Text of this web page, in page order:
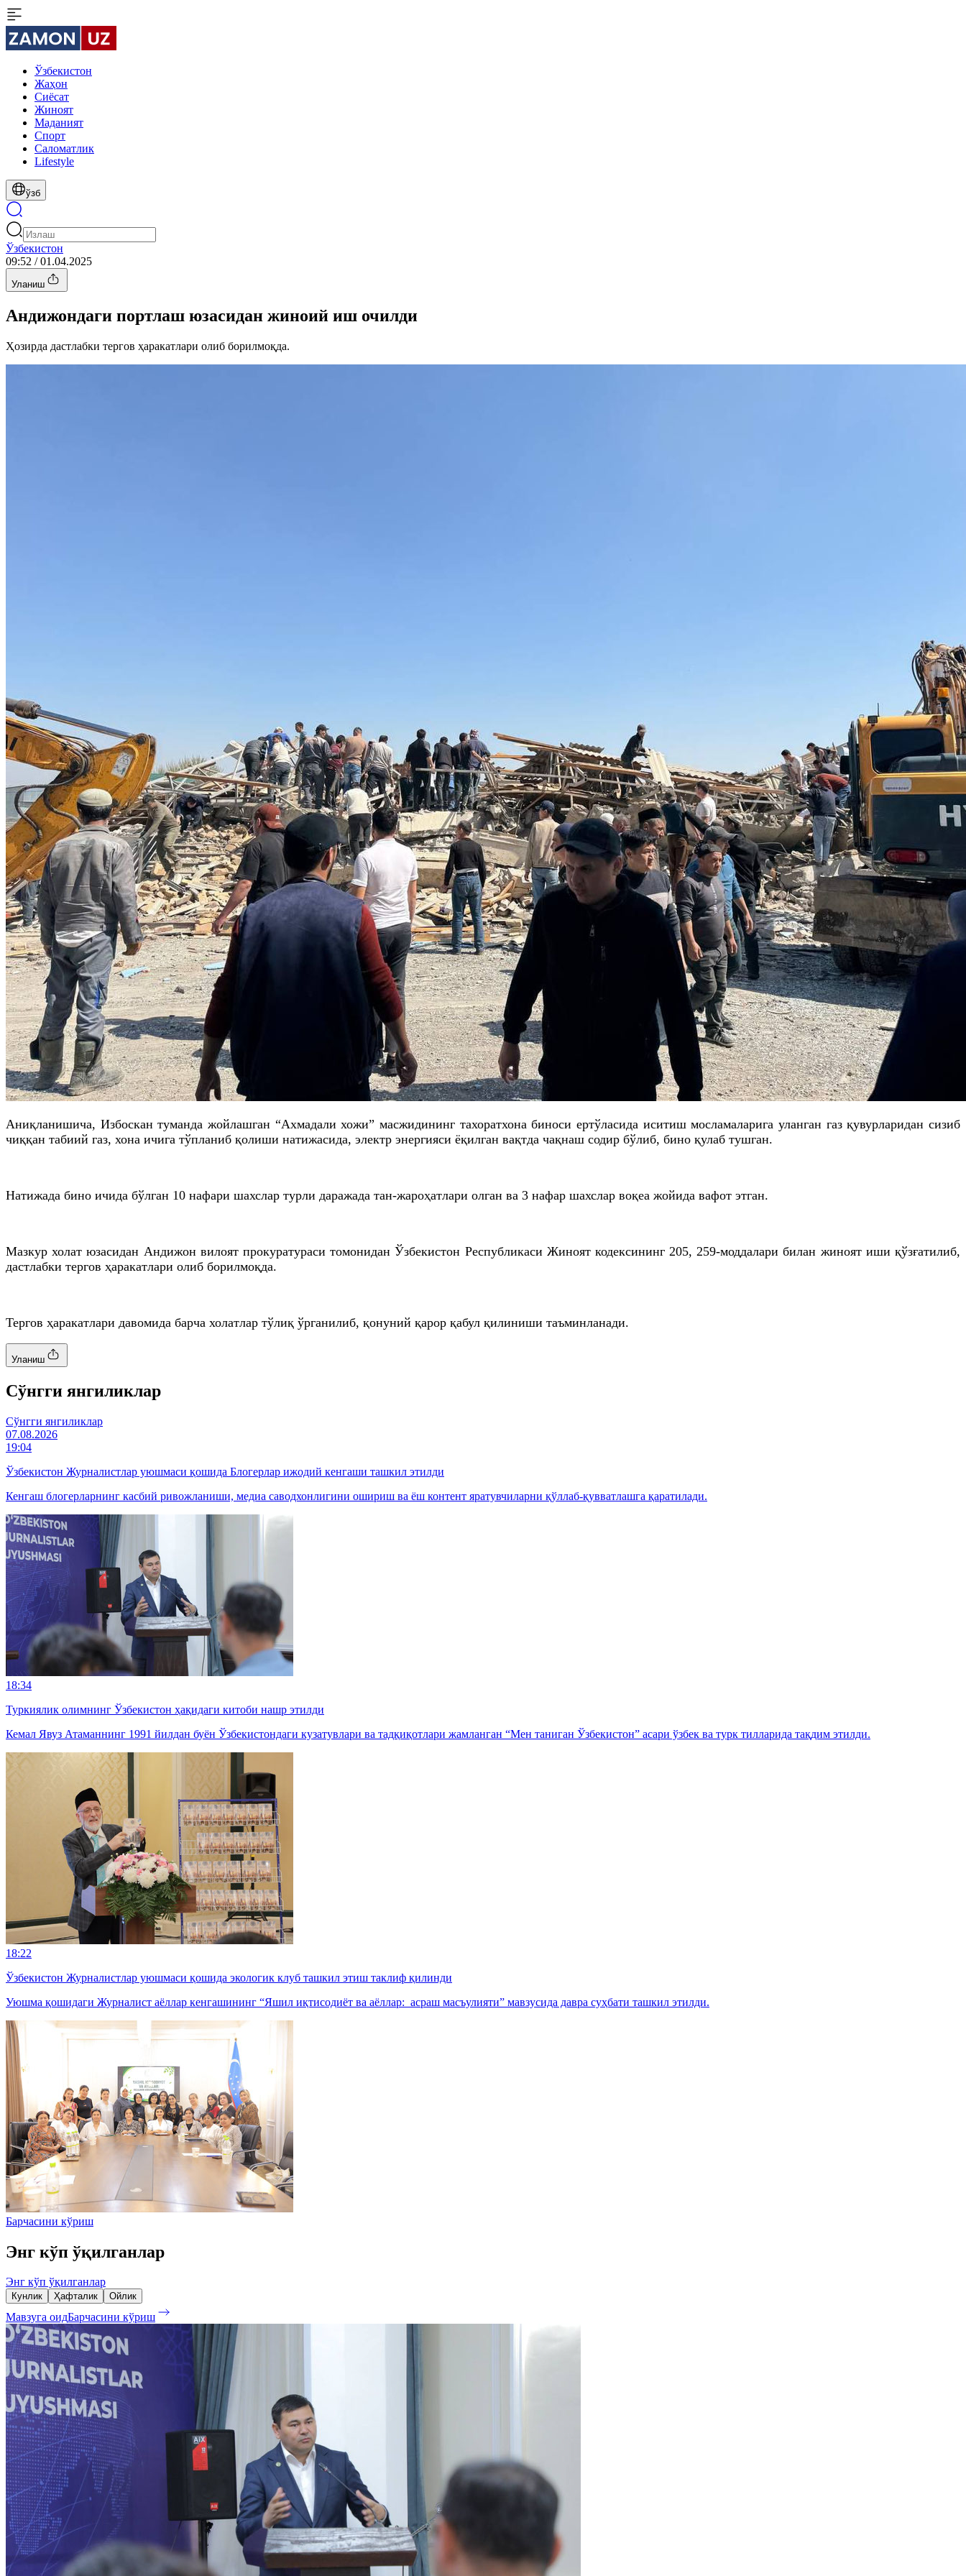
Ўзбекистон
Жаҳон
Сиёсат
Жиноят
Маданият
Спорт
Cаломатлик
Lifestyle
ўзб
Ўзбекистон
09:52 / 01.04.2025
Уланиш
Андижондаги портлаш юзасидан жиноий иш очилди
Ҳозирда дастлабки тергов ҳаракатлари олиб борилмоқда.
Аниқланишича, Избоскан туманда жойлашган “Ахмадали хожи” масжидининг тахоратхона биноси ертўласида иситиш мосламаларига уланган газ қувурларидан сизиб
чиққан табиий газ, хона ичига тўпланиб қолиши натижасида, электр энергияси ёқилган вақтда чақнаш содир бўлиб, бино қулаб тушган.
Натижада бино ичида бўлган 10 нафари шахслар турли даражада тан-жароҳатлари олган ва 3 нафар шахслар воқеа жойида вафот этган.
Мазкур холат юзасидан Андижон вилоят прокуратураси томонидан Ўзбекистон Республикаси Жиноят кодексининг 205, 259-моддалари билан жиноят иши қўзғатилиб,
дастлабки тергов ҳаракатлари олиб борилмоқда.
Тергов ҳаракатлари давомида барча холатлар тўлиқ ўрганилиб, қонуний қарор қабул қилиниши таъминланади.
Уланиш
Cўнгги янгиликлар
Cўнгги янгиликлар
07.08.2026
19:04
Ўзбекистон Журналистлар уюшмаси қошида Блогерлар ижодий кенгаши ташкил этилди
Кенгаш блогерларнинг касбий ривожланиши, медиа саводхонлигини ошириш ва ёш контент яратувчиларни қўллаб-қувватлашга қаратилади.
18:34
Туркиялик олимнинг Ўзбекистон ҳақидаги китоби нашр этилди
Кемал Явуз Атаманнинг 1991 йилдан буён Ўзбекистондаги кузатувлари ва тадқиқотлари жамланган “Мен таниган Ўзбекистон” асари ўзбек ва турк тилларида тақдим этилди.
18:22
Ўзбекистон Журналистлар уюшмаси қошида экологик клуб ташкил этиш таклиф қилинди
Уюшма қошидаги Журналист аёллар кенгашининг “Яшил иқтисодиёт ва аёллар: асраш масъулияти” мавзусида давра суҳбати ташкил этилди.
Барчасини кўриш
Энг кўп ўқилганлар
Энг кўп ўқилганлар
Кунлик Ҳафталик Ойлик
Мавзуга оидБарчасини кўриш